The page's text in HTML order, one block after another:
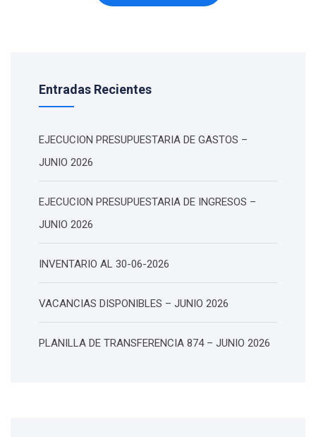
Entradas Recientes
EJECUCION PRESUPUESTARIA DE GASTOS –
JUNIO 2026
EJECUCION PRESUPUESTARIA DE INGRESOS –
JUNIO 2026
INVENTARIO AL 30-06-2026
VACANCIAS DISPONIBLES – JUNIO 2026
PLANILLA DE TRANSFERENCIA 874 – JUNIO 2026